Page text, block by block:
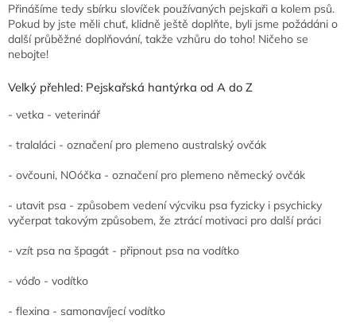
Přinášíme tedy sbírku slovíček používaných pejskaři a kolem psů.
Pokud by jste měli chuť, klidně ještě doplňte, byli jsme požádáni o
další průběžné doplňování, takže vzhůru do toho! Ničeho se
nebojte!
Velký přehled: Pejskařská hantýrka od A do Z
- vetka - veterinář
- tralaláci - označení pro plemeno australský ovčák
- ovčouni, NOóčka - označení pro plemeno německý ovčák
- utavit psa - způsobem vedení výcviku psa fyzicky i psychicky
vyčerpat takovým způsobem, že ztrácí motivaci pro další práci
- vzít psa na špagát - připnout psa na vodítko
- vóďo - vodítko
- flexina - samonavíjecí vodítko